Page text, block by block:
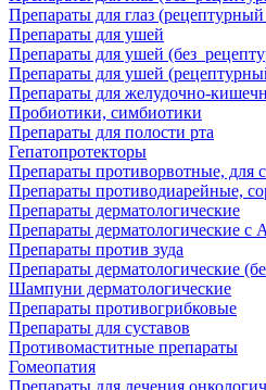
Препараты для глаз
Препараты для ушей
Препараты для ушей
Препараты для ушей
Препараты для желудочно-
Пробиотики, симбиотики
Препараты для полости рта
Гепатопротекторы
Препараты противорвотные, для
Препараты противодиарейные,
Препараты дерматологические
Препараты дерматологические с
Препараты против зуда
Препараты дерматологические
Шампуни дерматологические
Препараты противогрибковые
Препараты для суставов
Противомаститные препараты
Гомеопатия
Препараты для лечения